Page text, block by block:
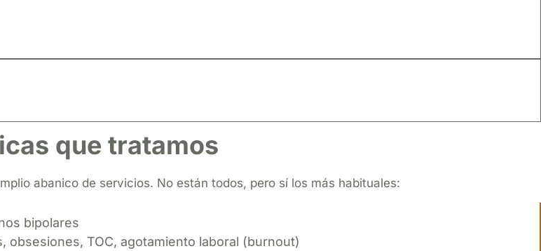
que tratamos
abanico de servicios. No están todos, pero sí los más habituales:
bipolares
obsesiones, TOC, agotamiento laboral (burnout)